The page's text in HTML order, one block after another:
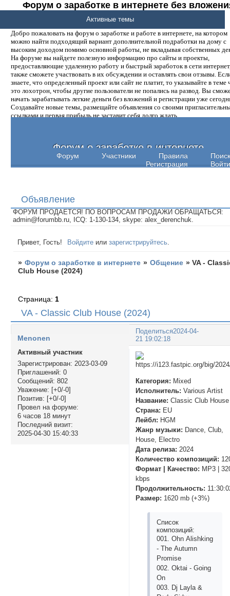
Форум о заработке в интернете без
денег.
Добро пожаловать на форум о заработке и работе в интернете, на котором
можно найти подходящий вариант дополнительной подработки на дому с
высоким доходом помимо основной работы, не вкладывая собственных
На форуме вы найдете полезную информацию про сайты и проекты,
предоставляющие удаленную работу и быстрый заработок в сети
также сможете участвовать в их обсуждении и оставлять свои отзывы.
знаете, что определенный проект или сайт не платит, то указывайте в теме
это лохотрон, чтобы другие пользователи не попались на развод. Вы
начать зарабатывать легкие деньги без вложений и регистрации уже
Создавайте новые темы, размещайте объявления со своими
ссылками и первая прибыль не заставит себя долго ждать.
Форум о заработке в интернете
Форум Участники Правила
Поиск
Регистрация
Войти
Активные темы
Объявление
ФОРУМ ПРОДАЕТСЯ! ПО ВОПРОСАМ ПРОДАЖИ ОБРАЩАТЬСЯ:
admin@forumbb.ru, ICQ: 1-130-134, skype: alex_derenchuk.
Привет, Гость! Войдите илизарегистрируйтесь
» Форум о заработке в интернете » Общение »VA -
Club House (2024)
VA - Classic Club House (2024)
Страница: 1
Поделиться2024-04-
21 19:02:18
Menonen
Активный участник
Зарегистрирован: 2023-03-09
Приглашений: 0
Сообщений: 802
Уважение: [+0/-0]
Позитив: [+0/-0]
Провел на форуме:
6 часов 18 минут
Последний визит:
2025-04-30 15:40:33
Категория: Mixed
Исполнитель: Various Artist
Название: Classic Club House
Страна: EU
Лейбл: HGM
Жанр музыки: Dance, Club,
House, Electro
Дата релиза: 2024
Количество композиций:
Формат | Качество: MP3 |
kbps
Продолжительность:
Размер: 1620 mb (+3%)
Список
композиций:
001. Ohn Аlishking
- Thе Аutumn
Promisе
002. Oktаi - Going
On
003. Dj Lаylа &